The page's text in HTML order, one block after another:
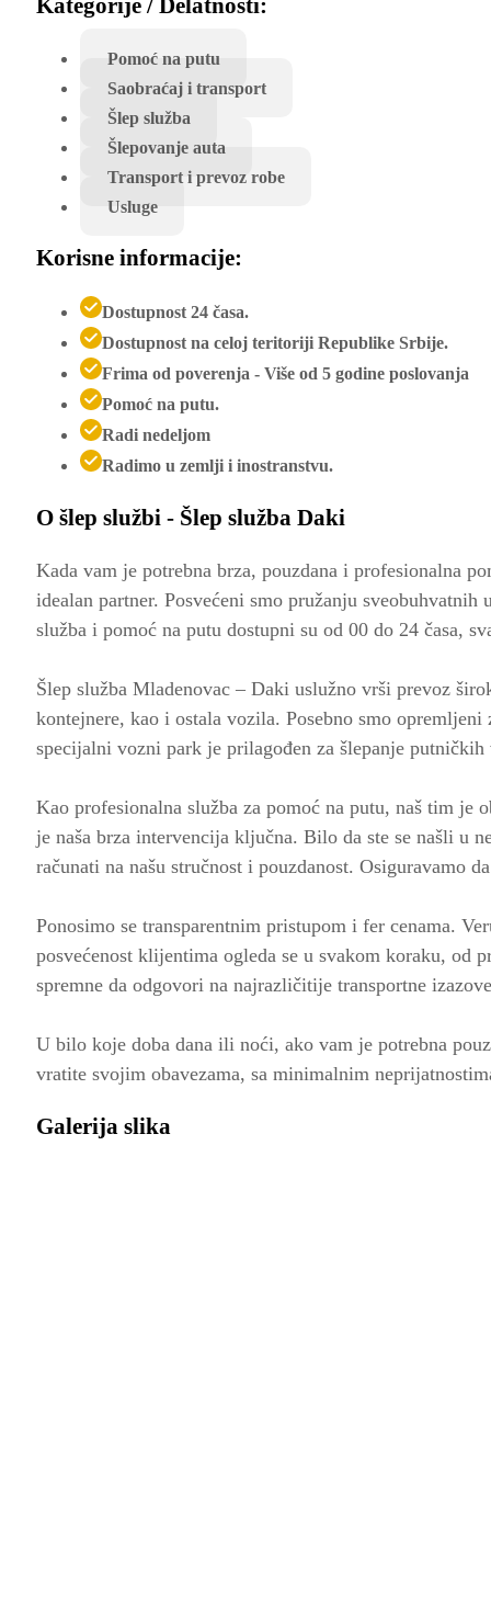
Pomoć na putu
Saobraćaj i transport
Šlep služba
Šlepovanje auta
Transport i prevoz robe
Usluge
Korisne informacije:
Dostupnost 24 časa.
Dostupnost na celoj teritoriji Republike Srbije.
Frima od poverenja - Više od 5 godine poslovanja
Pomoć na putu.
Radi nedeljom
Radimo u zemlji i inostranstvu.
O šlep službi - Šlep služba Daki
Kada vam je potrebna brza, pouzdana i profesionalna
idealan partner. Posvećeni smo pružanju
služba i pomoć na putu dostupni su od 00 do 24 časa,
Šlep služba Mladenovac – Daki uslužno vrši prevoz
kontejnere, kao i ostala vozila. Posebno smo
specijalni vozni park je prilagođen za šlepanje
Kao profesionalna služba za pomoć na putu, naš tim je
je naša brza intervencija ključna. Bilo da ste se našli u
računati na našu stručnost i pouzdanost. Osiguravamo
Ponosimo se transparentnim pristupom i fer cenama.
posvećenost klijentima ogleda se u svakom koraku, od
spremne da odgovori na najrazličitije transportne
U bilo koje doba dana ili noći, ako vam je potrebna
vratite svojim obavezama, sa minimalnim
Galerija slika